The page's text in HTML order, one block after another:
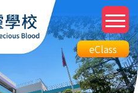
Top
eClass
Btn
eClass